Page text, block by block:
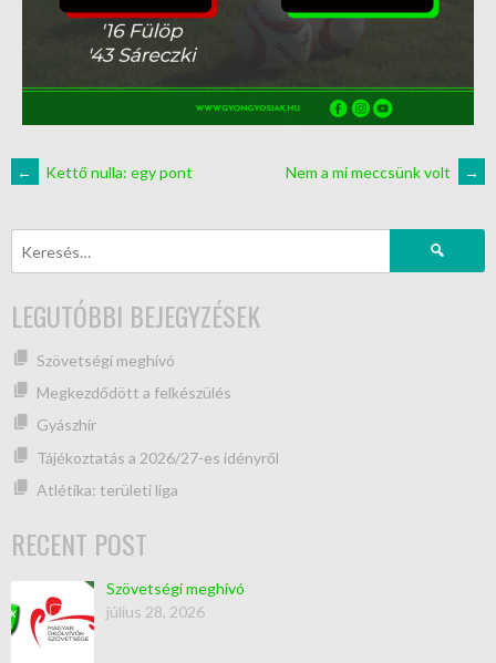
← Kettő nulla: egy pont Nem a mi meccsünk volt →
LEGUTÓBBI BEJEGYZÉSEK
Szövetségi meghívó
Megkezdődött a felkészülés
Gyászhír
Tájékoztatás a 2026/27-es idényről
Atlétika: területi liga
RECENT POST
Szövetségi meghívó
július 28, 2026